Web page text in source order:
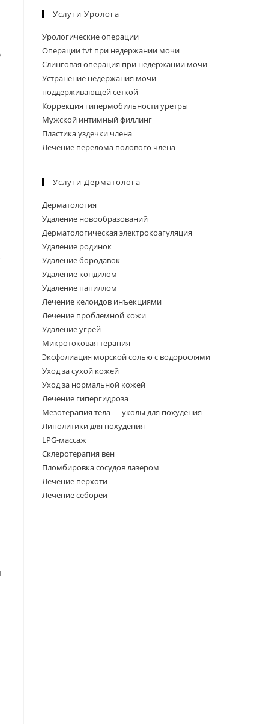
Услуги Уролога
Урологические операции
Операции tvt при недержании мочи
Слинговая операция при недержании мочи
Устранение недержания мочи
поддерживающей сеткой
Коррекция гипермобильности уретры
Мужской интимный филлинг
Пластика уздечки члена
Лечение перелома полового члена
Услуги Дерматолога
Дерматология
Удаление новообразований
Дерматологическая электрокоагуляция
Удаление родинок
Удаление бородавок
Удаление кондилом
Удаление папиллом
Лечение келоидов инъекциями
Лечение проблемной кожи
Удаление угрей
Микротоковая терапия
Эксфолиация морской солью с водорослями
Уход за сухой кожей
Уход за нормальной кожей
Лечение гипергидроза
Мезотерапия тела — уколы для похудения
Липолитики для похудения
LPG-массаж
Склеротерапия вен
Пломбировка сосудов лазером
Лечение перхоти
Лечение себореи